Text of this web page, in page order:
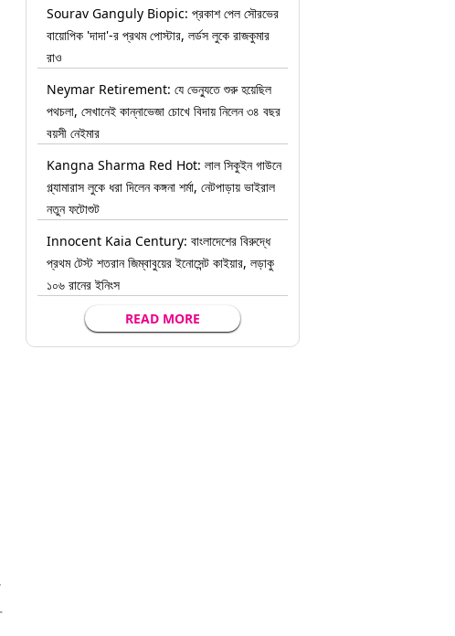
Sourav Ganguly Biopic: প্রকাশ পেল সৌরভের
বায়োপিক 'দাদা'-র প্রথম পোস্টার, লর্ডস লুকে রাজকুমার
রাও
Neymar Retirement: যে ভেন্যুতে শুরু হয়েছিল
পথচলা, সেখানেই কান্নাভেজা চোখে বিদায় নিলেন ৩৪ বছর
বয়সী নেইমার
Kangna Sharma Red Hot: লাল সিকুইন গাউনে
গ্ল্যামারাস লুকে ধরা দিলেন কঙ্গনা শর্মা, নেটপাড়ায় ভাইরাল
নতুন ফটোশুট
Innocent Kaia Century: বাংলাদেশের বিরুদ্ধে
প্রথম টেস্ট শতরান জিম্বাবুয়ের ইনোসেন্ট কাইয়ার, লড়াকু
১০৬ রানের ইনিংস
READ MORE